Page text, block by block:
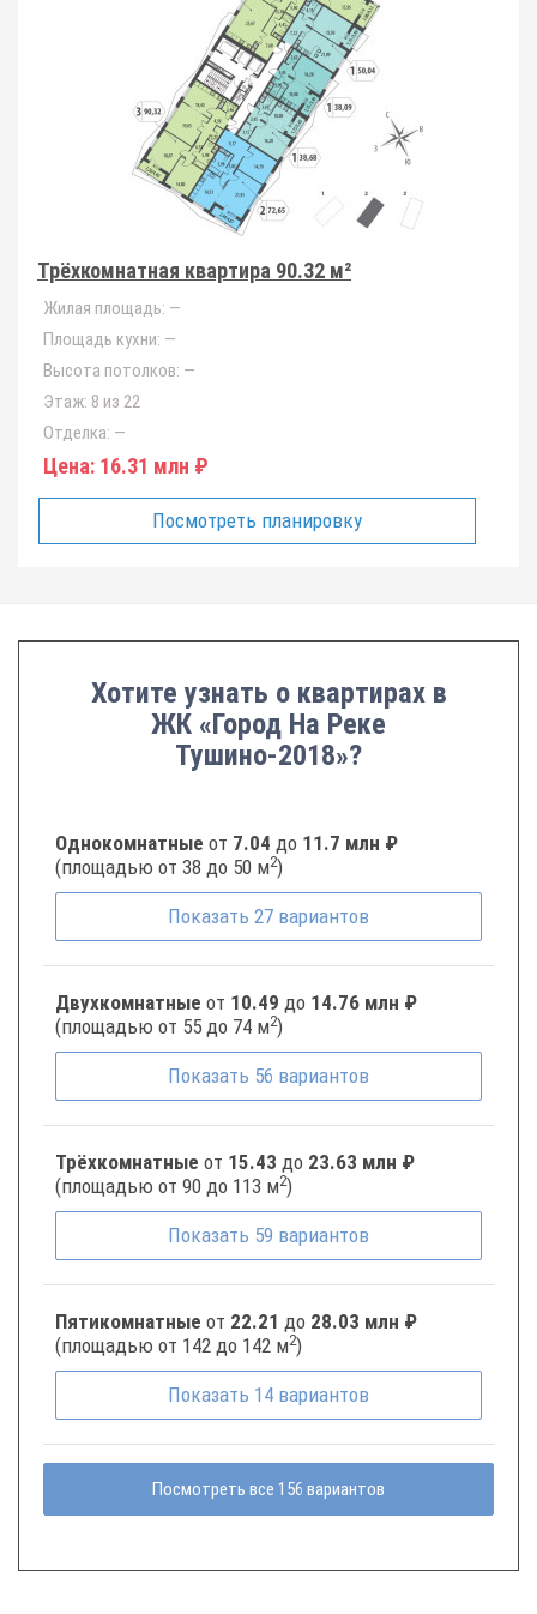
Трёхкомнатная квартира 90.32 м²
Жилая площадь: —
Площадь кухни: —
Высота потолков: —
Этаж: 8 из 22
Отделка: —
Цена: 16.31 млн ₽
Посмотреть планировку
Хотите узнать о квартирах в
ЖК «Город На Реке
Тушино-2018»?
Однокомнатные от 7.04 до 11.7 млн ₽
(площадью от 38 до 50 м2)
Показать 27 вариантов
Двухкомнатные от 10.49 до 14.76 млн ₽
(площадью от 55 до 74 м2)
Показать 56 вариантов
Трёхкомнатные от 15.43 до 23.63 млн ₽
(площадью от 90 до 113 м2)
Показать 59 вариантов
Пятикомнатные от 22.21 до 28.03 млн ₽
(площадью от 142 до 142 м2)
Показать 14 вариантов
Посмотреть все 156 вариантов